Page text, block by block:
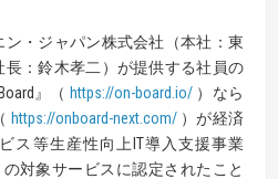
ン・ジャパン株式会社（本社：東
：鈴木孝二）が提供する社員の
』（ https://on-board.io/）なら
https://onboard-next.com/）が経済
ス等生産性向上IT導入支援事業
の対象サービスに認定されたこと